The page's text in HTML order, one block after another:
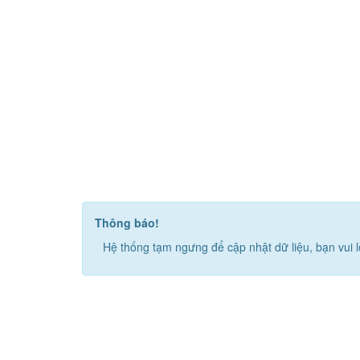
Thông báo!
Hệ thống tạm ngưng để cập nhật dữ liệu, bạn vui